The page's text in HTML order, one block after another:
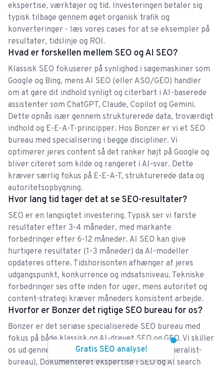
Gratis SEO analyse!
keywords, men på trods af dette, har vi fået
enormt gode resultater og vi ser hele tiden en
pæn fremgang i antallet af keywords og
eksponeringer på Google. Vi føler os i trygge
hænder og er glade for samarbejdet.
Mads
Rigtig godt samarbejde
Hos Cosmo Laser sætter vi stor pris på vores
samarbejde med Bonzer. Grunden til at vi først og
fremmest rakte ud til Bonzer var, at vi havde et
ønske om at tiltrække flere kunder gennem øget
organisk synlighed. Man må sige, at vores ønske i
den grad er gået i opfyldelse, da vores organiske
synlighed allerede er blevet væsentligt forøget på
en del relevante keywords. Gennem hele
samarbejdet har vi løbende fået god sparring i
form af contentbriefs og gode råd til også selv at
udføre SEO-baseret content. Vi har altid følt os i
trygge hænder hos Bonzer og de har hele tiden
stået klar til at svare på eventuelle spørgsmål.
Sanne Jeppesen
Hos Bonzer får du altid et godt…
Hos Bonzer får du altid et godt overblik over hvad
tiden bruges på i den kommende periode og en
grundig gennemgang af de leverede resultater.
et helt nyt kommercielt site, der på rekordfart
strøg til tops i Google uden Bonzers kyndige
vejledning hele vejen igennem
Kasper
ekspertise, værktøjer og tid. Investeringen betaler sig
typisk tilbage gennem øget organisk trafik og
konverteringer - læs vores cases for at se eksempler på
resultater, tidslinje og ROI.
Hvad er forskellen mellem SEO og AI SEO?
Klassisk SEO fokuserer på synlighed i søgemaskiner som
Google og Bing, mens AI SEO (eller ASO/GEO) handler
om at gøre dit indhold synligt og citerbart i AI-baserede
assistenter som ChatGPT, Claude, Copilot og Gemini.
Dette opnås især gennem strukturerede data, troværdigt
indhold og E-E-A-T-principper. Hos Bonzer er vi et SEO
bureau med specialisering i begge discipliner. Vi
optimerer jeres content så det ranker højt på Google og
bliver citeret som kilde og rangeret i AI-svar. Dette
kræver særlig fokus på E-E-A-T, strukturerede data og
autoritetsopbygning.
Hvor lang tid tager det at se SEO-resultater?
SEO er en langsigtet investering. Typisk ser vi første
resultater efter 3-4 måneder, med markante
forbedringer efter 6-12 måneder. AI SEO kan give
hurtigere resultater (1-3 måneder) da AI-modeller
opdateres oftere. Tidshorisonten afhænger af jeres
udgangspunkt, konkurrence og indsatsniveau. Tekniske
forbedringer ses ofte inden for uger, mens autoritet og
content-strategi kræver måneders konsistent arbejde.
Hvorfor er Bonzer det rigtige SEO bureau for os?
Bonzer er det seriøse specialiserede SEO bureau med
fokus på både klassisk og AI-drevet SEO og GEO. Vi skiller
os ud gennem: 100% fokus på SEO (ikke et generalist-
bureau), Dokumenteret ekspertise i SEO og AI search